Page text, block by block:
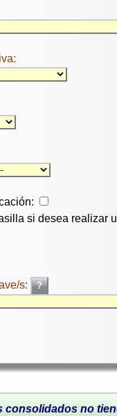
si desea realizar
s:
consolidados no